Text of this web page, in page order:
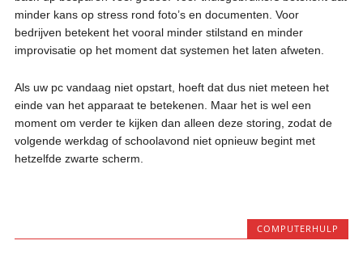
minder kans op stress rond foto’s en documenten. Voor
bedrijven betekent het vooral minder stilstand en minder
improvisatie op het moment dat systemen het laten afweten.
Als uw pc vandaag niet opstart, hoeft dat dus niet meteen het
einde van het apparaat te betekenen. Maar het is wel een
moment om verder te kijken dan alleen deze storing, zodat de
volgende werkdag of schoolavond niet opnieuw begint met
hetzelfde zwarte scherm.
COMPUTERHULP